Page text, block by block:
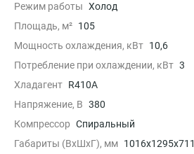
Режим работы Холод
Площадь, м² 105
Мощность охлаждения, кВт 10,6
Потребление при охлаждении, кВт 3
Хладагент R410A
Напряжение, В 380
Компрессор Спиральный
Габариты (ВхШхГ), мм 1016х1295х711